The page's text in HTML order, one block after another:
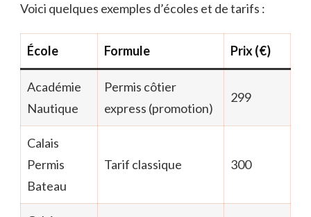
Voici quelques exemples d’écoles et de tarifs :
École Formule Prix (€)
Académie
Nautique
Permis côtier
express (promotion)
299
Calais
Permis
Bateau
Tarif classique 300